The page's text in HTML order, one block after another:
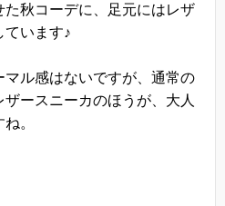
た秋コーデに、足元にはレザ
ています♪
マル感はないですが、通常の
ースニーカのほうが、大人
。